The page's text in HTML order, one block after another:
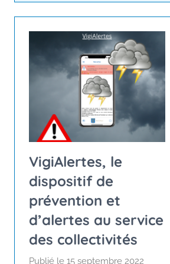
VigiAlertes, le
dispositif de
prévention et
d’alertes au service
des collectivités
Publié le 15 septembre 2022